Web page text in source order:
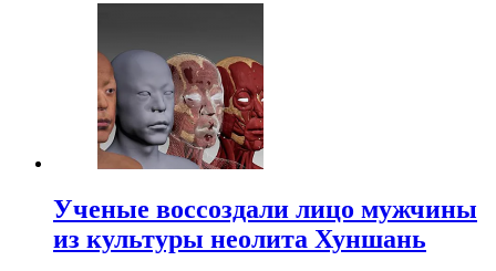
Ученые воссоздали лицо мужчины
из культуры неолита Хуншань